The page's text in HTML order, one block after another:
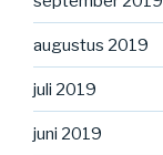
augustus 2019
juli 2019
juni 2019